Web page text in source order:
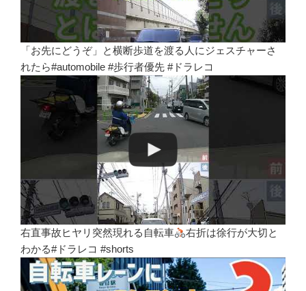
「お先にどうぞ」と横断歩道を渡る人にジェスチャーさ
れたら#automobile #歩行者優先 #ドラレコ
右直事故ヒヤリ突然現れる自転車
右折は徐行が大切と
わかる#ドラレコ #shorts